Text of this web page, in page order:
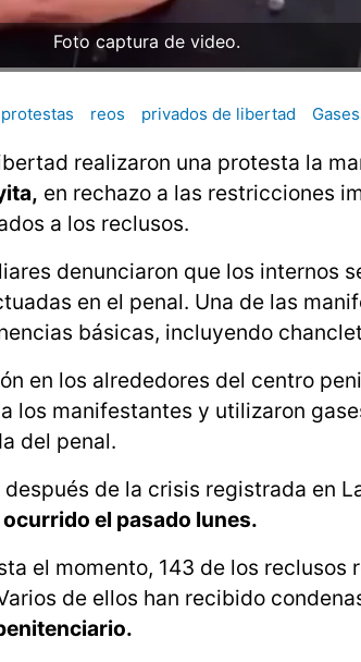
Foto captura de video.
protestas reos privados de libertad
realizaron una protesta la
en rechazo a las restricciones
a los reclusos.
denunciaron que los internos
en el penal. Una de las
básicas, incluyendo
en los alrededores del centro
los manifestantes y utilizaron
del penal.
de la crisis registrada en
el pasado lunes.
el momento, 143 de los reclusos
de ellos han recibido